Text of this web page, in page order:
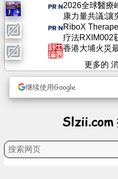
文
章
议
程
乐
网
2026全球醫療
康力量共議:讓
RiboX
疗法RXIM002
香港大埔火災
更多的
继续使用Google
Slzii.com